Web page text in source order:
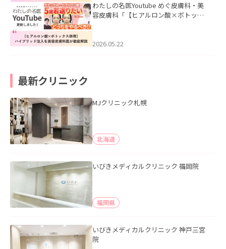
わたしの名医Youtube めぐ皮膚科・美
容皮膚科「【ヒアルロン酸×ボトック
た。
2026.05.22
最新クリニック
MJクリニック札幌
北海道
いびきメディカルクリニック 福岡院
福岡県
いびきメディカルクリニック 神戸三宮
院